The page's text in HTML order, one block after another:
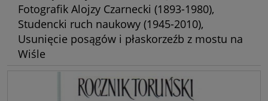
Fotografik Alojzy Czarnecki (1893-1980),
Studencki ruch naukowy (1945-2010),
Usunięcie posągów i płaskorzeźb z mostu na
Wiśle